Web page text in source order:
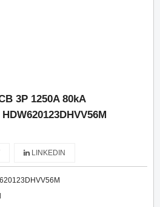
3P 1250A 80kA
LINKEDIN